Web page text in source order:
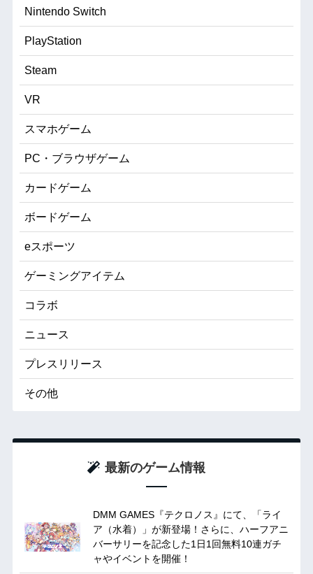
Nintendo Switch
PlayStation
Steam
VR
スマホゲーム
PC・ブラウザゲーム
カードゲーム
ボードゲーム
eスポーツ
ゲーミングアイテム
コラボ
ニュース
プレスリリース
その他
最新のゲーム情報
DMM GAMES『テクロノス』にて、「ライ
ア（水着）」が新登場！さらに、ハーフアニ
バーサリーを記念した1日1回無料10連ガチ
ャやイベントを開催！